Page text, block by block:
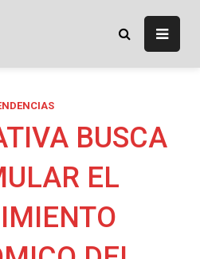
Agencia de Noticias
BUSCA
EL